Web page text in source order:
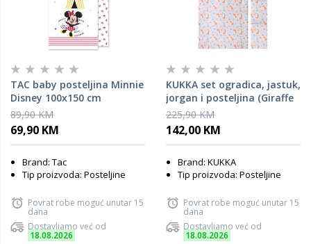
TAC baby posteljina Minnie
Disney 100x150 cm
89,90 KM
69,90 KM
Brand: Tac
Tip proizvoda: Posteljine
Povrat robe moguć unutar 15
dana
Dostavljamo već od
18.08.2026
KUKKA set ogradica, jastuk,
jorgan i posteljina (Giraffe
Blue), KFT1001
225,90 KM
142,00 KM
Brand: KUKKA
Tip proizvoda: Posteljine
Povrat robe moguć unutar 15
dana
Dostavljamo već od
18.08.2026